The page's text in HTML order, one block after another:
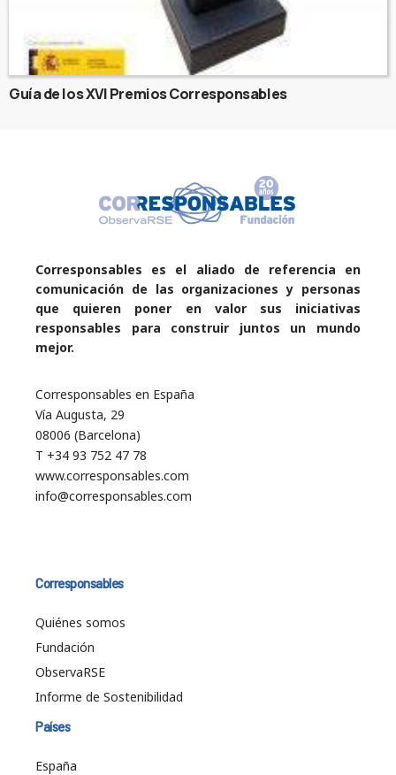
Guía de los XVI Premios Corresponsables
Corresponsables es el aliado de referencia en
comunicación de las organizaciones y personas
que quieren poner en valor sus iniciativas
responsables para construir juntos un mundo
mejor.
Corresponsables en España
Vía Augusta, 29
08006 (Barcelona)
T +34 93 752 47 78
www.corresponsables.com
info@corresponsables.com
Corresponsables
Quiénes somos
Fundación
ObservaRSE
Informe de Sostenibilidad
Países
España